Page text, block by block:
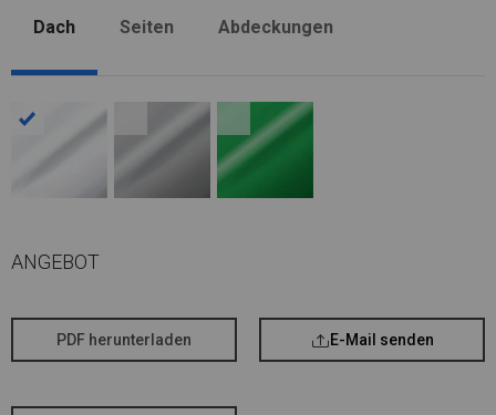
Dach Seiten Abdeckungen
ANGEBOT
PDF herunterladen E-Mail senden